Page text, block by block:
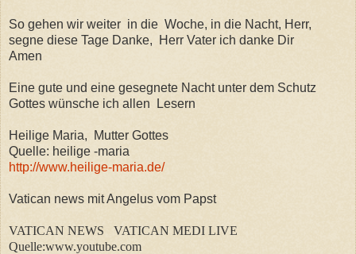
So gehen wir weiter in die Woche, in die Nacht, Herr,
segne diese Tage Danke, Herr Vater ich danke Dir
Amen
Eine gute und eine gesegnete Nacht unter dem Schutz
Gottes wünsche ich allen Lesern
Heilige Maria, Mutter Gottes
Quelle: heilige -maria
http://www.heilige-maria.de/
Vatican news mit Angelus vom Papst
VATICAN NEWS VATICAN MEDI LIVE
Quelle:www.youtube.com